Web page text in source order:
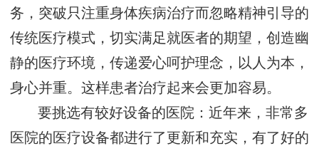
务，突破只注重身体疾病治疗而忽略精神引导的
传统医疗模式，切实满足就医者的期望，创造幽
静的医疗环境，传递爱心呵护理念，以人为本，
身心并重。这样患者治疗起来会更加容易。
要挑选有较好设备的医院：近年来，非常多
医院的医疗设备都进行了更新和充实，有了好的